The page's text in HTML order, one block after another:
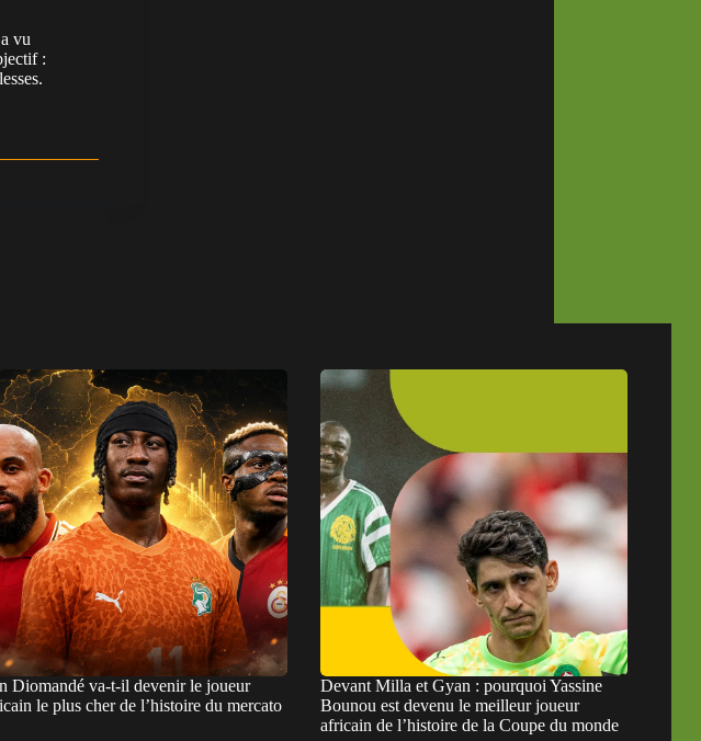
vu
:
Diomandé va-t-il devenir le joueur
le plus cher de l’histoire du mercato
Devant Milla et Gyan : pourquoi Yassine
Bounou est devenu le meilleur joueur
africain de l’histoire de la Coupe du monde